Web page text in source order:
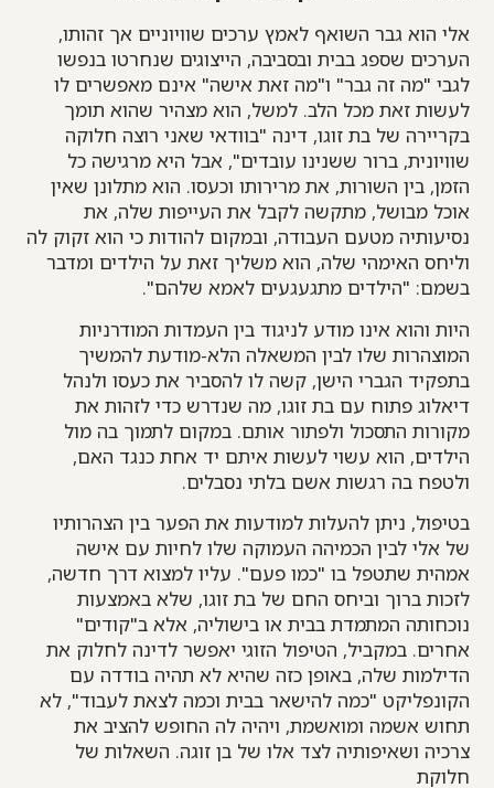
אלי הוא גבר השואף לאמץ ערכים שוויוניים אך זהותו,
הערכים שספג בבית ובסביבה, הייצוגים שנחרטו בנפשו
לגבי "מה זה גבר" ו"מה זאת אישה" אינם מאפשרים לו
לעשות זאת מכל הלב. למשל, הוא מצהיר שהוא תומך
בקריירה של בת זוגו, דינה "בוודאי שאני רוצה חלוקה
שוויונית, ברור ששנינו עובדים", אבל היא מרגישה כל
הזמן, בין השורות, את מרירותו וכעסו. הוא מתלונן שאין
אוכל מבושל, מתקשה לקבל את העייפות שלה, את
נסיעותיה מטעם העבודה, ובמקום להודות כי הוא זקוק לה
וליחס האימהי שלה, הוא משליך זאת על הילדים ומדבר
בשמם: "הילדים מתגעגעים לאמא שלהם".
היות והוא אינו מודע לניגוד בין העמדות המודרניות
המוצהרות שלו לבין המשאלה הלא-מודעת להמשיך
בתפקיד הגברי הישן, קשה לו להסביר את כעסו ולנהל
דיאלוג פתוח עם בת זוגו, מה שנדרש כדי לזהות את
מקורות התסכול ולפתור אותם. במקום לתמוך בה מול
הילדים, הוא עשוי לעשות איתם יד אחת כנגד האם,
ולטפח בה רגשות אשם בלתי נסבלים.
בטיפול, ניתן להעלות למודעות את הפער בין הצהרותיו
של אלי לבין הכמיהה העמוקה שלו לחיות עם אישה
אמהית שתטפל בו "כמו פעם". עליו למצוא דרך חדשה,
לזכות ברוך וביחס החם של בת זוגו, שלא באמצעות
נוכחותה המתמדת בבית או בישוליה, אלא ב"קודים"
אחרים. במקביל, הטיפול הזוגי יאפשר לדינה לחלוק את
הדילמות שלה, באופן כזה שהיא לא תהיה בודדה עם
הקונפליקט "כמה להישאר בבית וכמה לצאת לעבוד", לא
תחוש אשמה ומואשמת, ויהיה לה החופש להציב את
צרכיה ושאיפותיה לצד אלו של בן זוגה. השאלות של
חלוקת